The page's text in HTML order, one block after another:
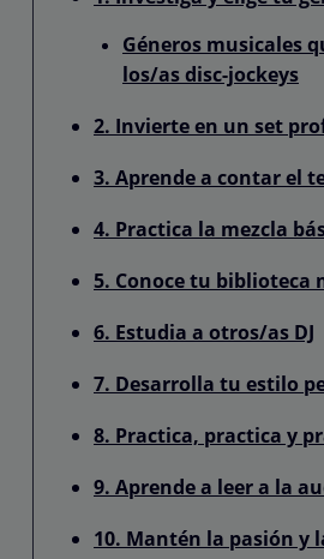
Géneros musicales
los/as disc-jockeys
2. Invierte en un set
3. Aprende a contar el
4. Practica la mezcla
5. Conoce tu biblioteca
6. Estudia a otros/as DJ
7. Desarrolla tu estilo
8. Practica, practica y
9. Aprende a leer a la
10. Mantén la pasión y